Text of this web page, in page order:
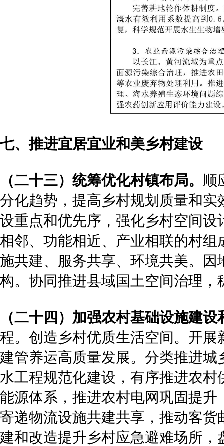
七、推进宜居宜业和美乡村建设
（二十三）统筹优化村镇布局。 顺
分化趋势，提高乡村规划质量和
设重点和优先序，强化乡村空间
相邻、功能相近、产业相联的村
施共建、服务共享、环境共美。
构。协同推进县域国土空间治理
（二十四）加强农村基础设施建设
程。创造乡村优质生活空间。开
建管养运高质量发展。分类推进
水工程规范化建设，有序推进农
能源体系，推进农村电网巩固提
寄递物流设施共建共享，推动客
建和改造提升乡村应急避难场所